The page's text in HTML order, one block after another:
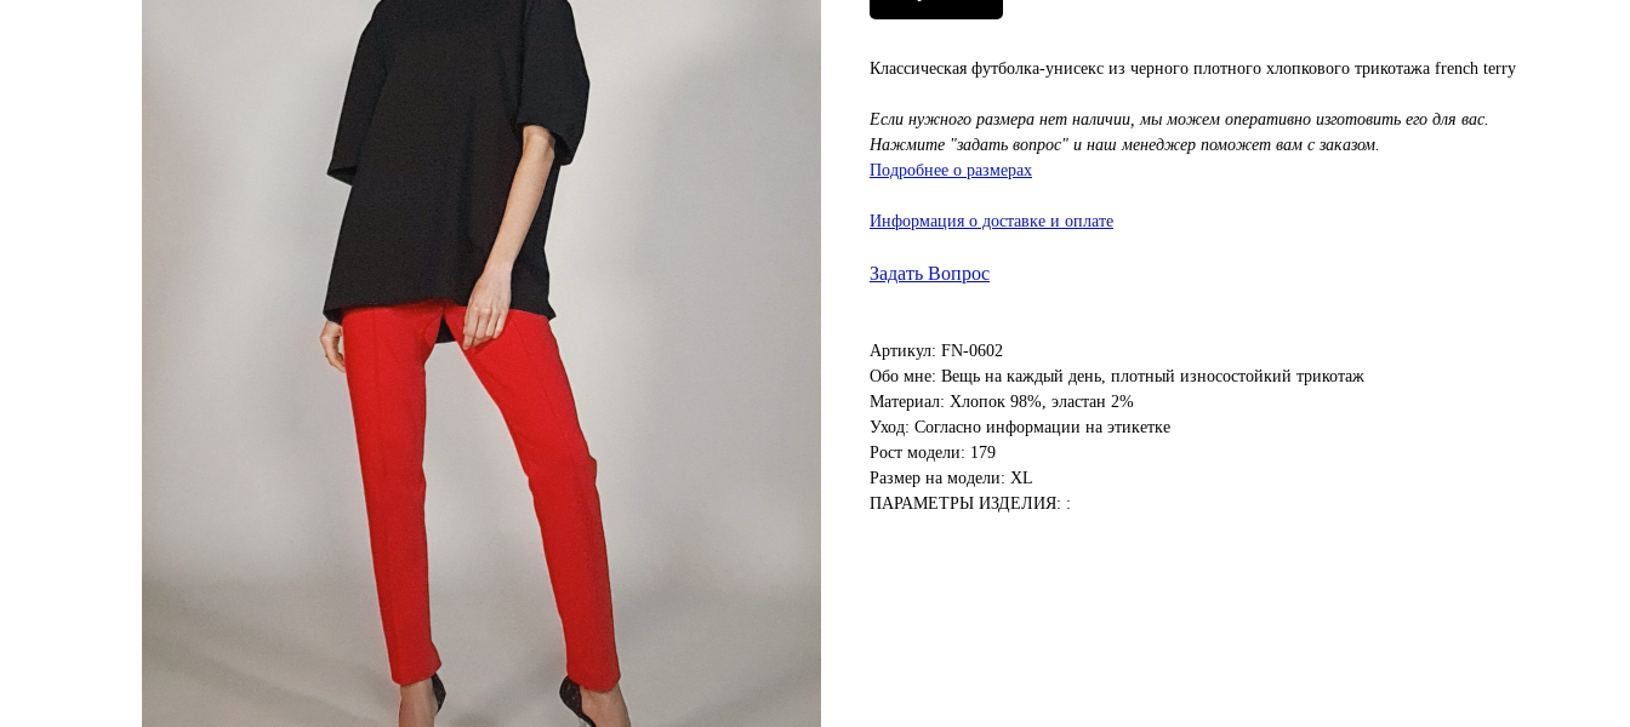
Классическая футболка-унисекс из черного плотного хлопкового трикотажа french terry
Если нужного размера нет наличии, мы можем оперативно изготовить его для вас.
Нажмите "задать вопрос" и наш менеджер поможет вам с заказом.
Подробнее о размерах
Информация о доставке и оплате
Задать Вопрос
Артикул: FN-0602
Обо мне: Вещь на каждый день, плотный износостойкий трикотаж
Материал: Хлопок 98%, эластан 2%
Уход: Согласно информации на этикетке
Рост модели: 179
Размер на модели: XL
ПАРАМЕТРЫ ИЗДЕЛИЯ: :